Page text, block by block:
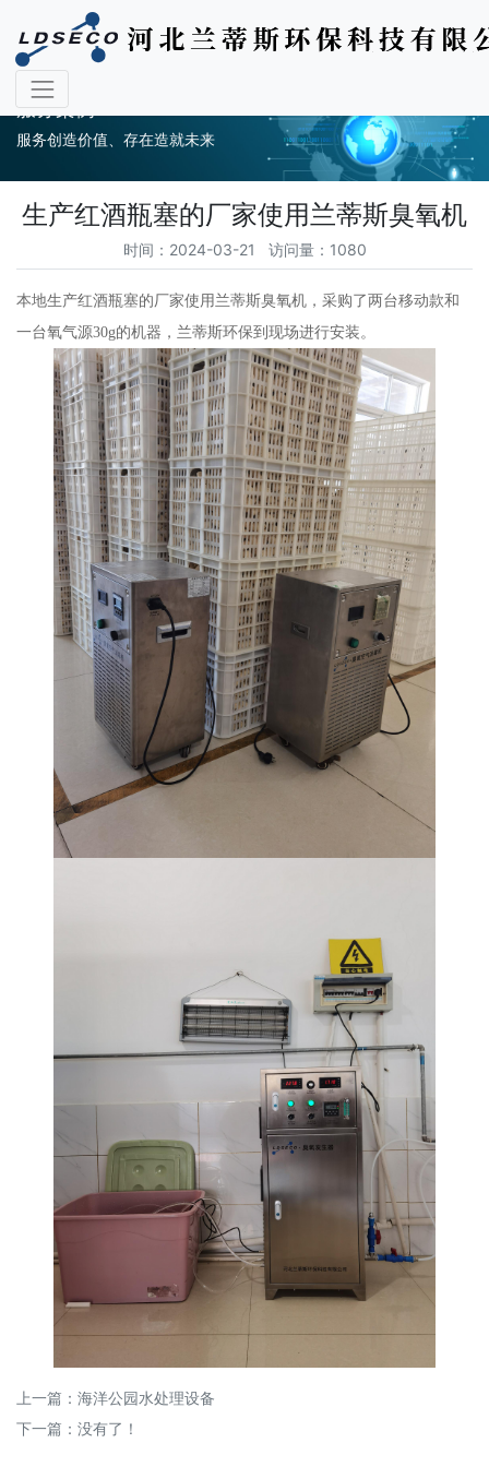
服务案例
服务创造价值、存在造就未来
生产红酒瓶塞的厂家使用兰蒂斯臭氧机
时间：2024-03-21 访问量：1080
本地生产红酒瓶塞的厂家使用兰蒂斯臭氧机，采购了两台移动款和
一台氧气源30g的机器，兰蒂斯环保到现场进行安装。
上一篇： 海洋公园水处理设备
下一篇：没有了！